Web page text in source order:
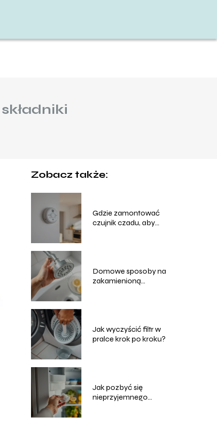
Zobacz także:
Gdzie zamontować
czujnik czadu, aby
Domowe sposoby na
zakamienioną
Jak wyczyścić filtr w
pralce krok po kroku?
Jak pozbyć się
nieprzyjemnego